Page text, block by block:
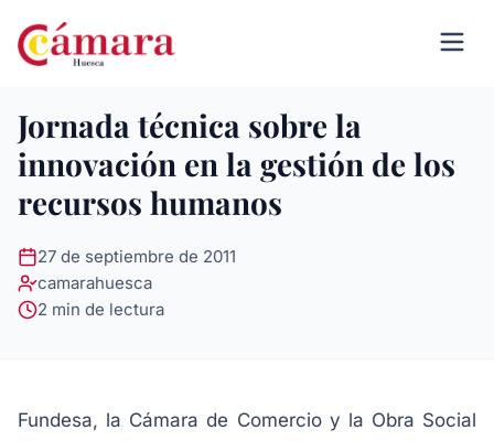
Jornada técnica sobre la
innovación en la gestión de los
recursos humanos
27 de septiembre de 2011
camarahuesca
2 min de lectura
Fundesa, la Cámara de Comercio y la Obra Social